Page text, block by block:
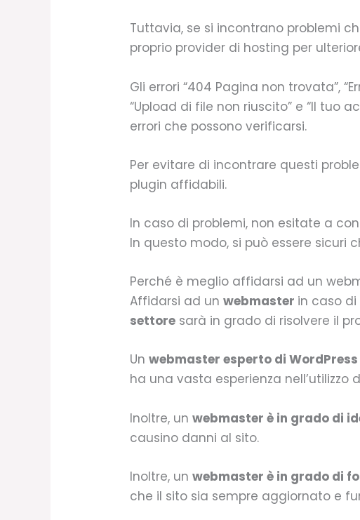
Tuttavia, se si incontrano problemi
proprio provider di hosting per
Gli errori “404 Pagina non trovata”,
“Upload di file non riuscito” e “Il tuo
errori che possono verificarsi.
Per evitare di incontrare questi
plugin affidabili.
In caso di problemi, non esitate a
In questo modo, si può essere sicuri
Perché è meglio affidarsi ad un
Affidarsi ad unwebmaster in caso
settore sarà in grado di risolvere il
Unwebmaster esperto di WordPress
ha una vasta esperienza nell’utilizzo
Inoltre, unwebmaster è in grado di
causino danni al sito.
Inoltre, unwebmaster è in grado di
che il sito sia sempre aggiornato e